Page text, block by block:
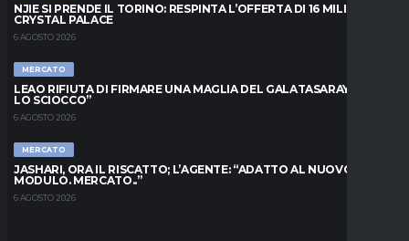
NJIE SI PRENDE IL TORINO: RESPINTA L’OFFERTA DI 16 MILIONI DAL
CRYSTAL PALACE
6 AGOSTO 2026
MERCATO
LEAO RIFIUTA DI FIRMARE UNA MAGLIA DEL GALATASARAY: “FAI
LO SCIOCCO”
6 AGOSTO 2026
MERCATO
JASHARI, ORA IL RISCATTO; L’AGENTE: “ADATTO AL NUOVO
MODULO. MERCATO..”
6 AGOSTO 2026